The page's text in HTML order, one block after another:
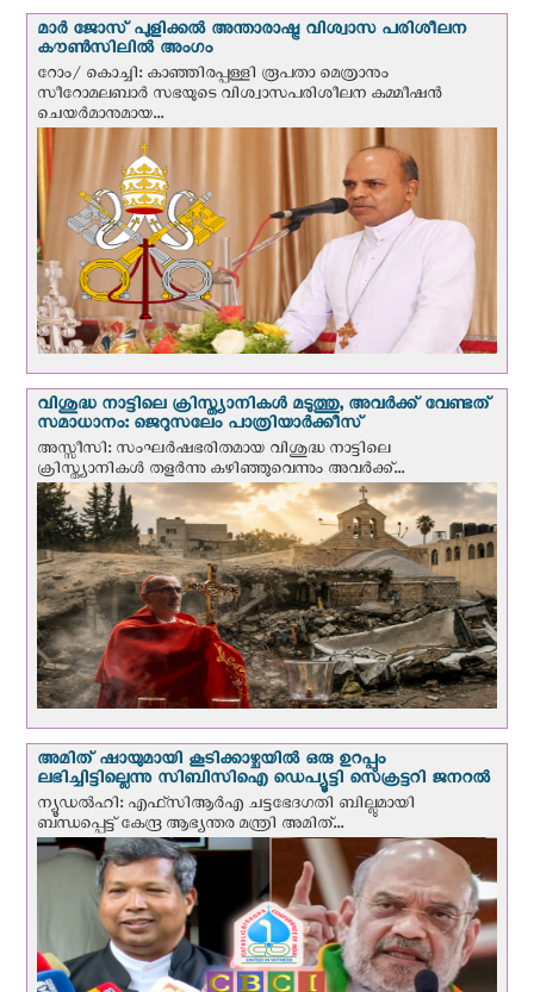
മാർ ജോസ് പുളിക്കൽ അന്താരാഷ്ട്ര വിശ്വാസ പരിശീലന
കൗൺസിലിൽ അംഗം
റോം/ കൊച്ചി: കാഞ്ഞിരപ്പള്ളി രൂപതാ മെത്രാനും
സീറോമലബാർ സഭയുടെ വിശ്വാസപരിശീലന കമ്മീഷൻ
ചെയർമാനുമായ...
വിശുദ്ധ നാട്ടിലെ ക്രിസ്ത്യാനികൾ മടുത്തു, അവർക്ക് വേണ്ടത്
സമാധാനം: ജെറുസലേം പാത്രിയാര്‍ക്കീസ്
അസ്സീസി: സംഘര്‍ഷഭരിതമായ വിശുദ്ധ നാട്ടിലെ
ക്രിസ്ത്യാനികൾ തളര്‍ന്നു കഴിഞ്ഞുവെന്നും അവർക്ക്...
അമിത് ഷായുമായി കൂടിക്കാഴ്ചയില്‍ ഒരു ഉറപ്പും
ലഭിച്ചിട്ടില്ലെന്നു സിബിസിഐ ഡെപ്യൂട്ടി സെക്രട്ടറി ജനറല്‍
ന്യൂഡല്‍ഹി: എഫ്‌സിആര്‍എ ചട്ടഭേദഗതി ബില്ലുമായി
ബന്ധപ്പെട്ട് കേന്ദ്ര ആഭ്യന്തര മന്ത്രി അമിത്...